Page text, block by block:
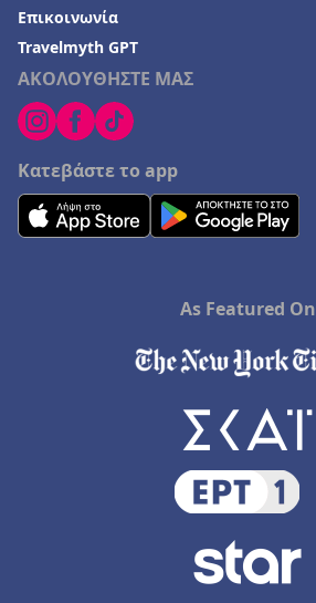
ΑΚΟΛΟΥΘΗΣΤΕ ΜΑΣ
Κατεβάστε το app
Επικοινωνία
Travelmyth GPT
As Featured On